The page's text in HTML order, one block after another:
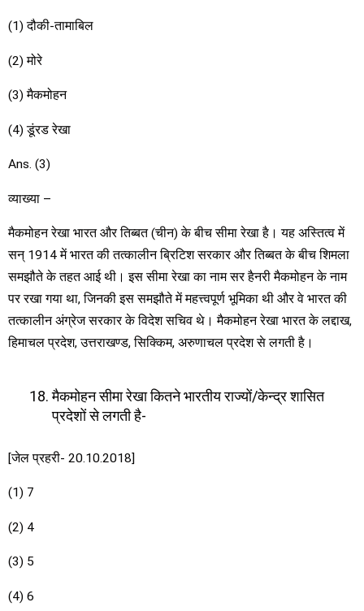
(1) दौकी-तामाबिल
(2) मोरे
(3) मैकमोहन
(4) डूंरड रेखा
Ans. (3)
व्याख्या –
मैकमोहन रेखा भारत और तिब्बत (चीन) के बीच सीमा रेखा है। यह अस्तित्व में
सन् 1914 में भारत की तत्कालीन ब्रिटिश सरकार और तिब्बत के बीच शिमला
समझौते के तहत आई थी। इस सीमा रेखा का नाम सर हैनरी मैकमोहन के नाम
पर रखा गया था, जिनकी इस समझौते में महत्त्वपूर्ण भूमिका थी और वे भारत की
तत्कालीन अंग्रेज सरकार के विदेश सचिव थे। मैकमोहन रेखा भारत के लद्दाख,
हिमाचल प्रदेश, उत्तराखण्ड, सिक्किम, अरुणाचल प्रदेश से लगती है।
मैकमोहन सीमा रेखा कितने भारतीय राज्यों/केन्द्र शासित
प्रदेशों से लगती है-
[जेल प्रहरी- 20.10.2018]
(1) 7
(2) 4
(3) 5
(4) 6